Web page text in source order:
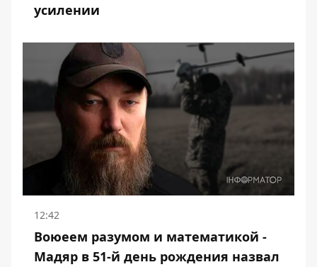
усилении
12:42
Воюеем разумом и математикой -
Мадяр в 51-й день рождения назвал